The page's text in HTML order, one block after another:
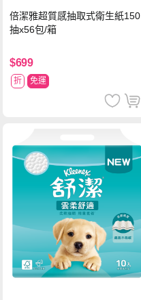
倍潔雅超質感抽取式衛生紙150
抽x56包/箱
$699
折 免運